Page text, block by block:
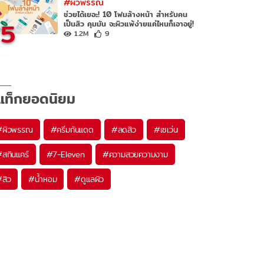
5
ช่วยได้เยอะ! 10 โฟมล้างหน้า สำหรับคน
เป็นสิว คุมมัน จะผิวแพ้ง่ายแค่ไหนก็เอาอยู่!
1.2M 9
ท็กยอดนิยม
ผิวพรรณ #ครีมกันแดด #ลดสิว #เซเว่น
สกินแคร์ #7-Eleven #ความสวยความงาม
สิว #น้ำหอม #ดูแลผิว